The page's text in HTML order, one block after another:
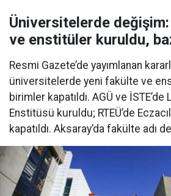
Üniversitelerde
ve enstitüler kuruldu,
Resmi Gazete’de yayımlanan
üniversitelerde yeni fakülte ve
birimler kapatıldı. AGÜ ve
Enstitüsü kuruldu; RTEÜ’de
kapatıldı. Aksaray’da fakülte adı